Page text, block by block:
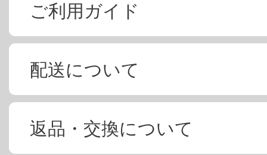
ご利用ガイド
配送について
返品・交換について